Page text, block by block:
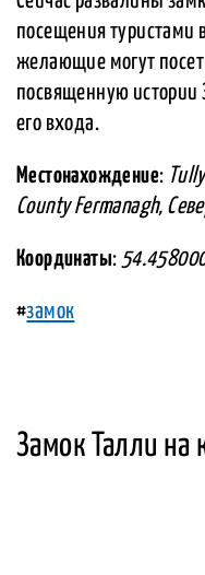
посещения туристами
желающие могут
посвященную истории
его входа.
Местонахождение:
County Fermanagh,
Координаты:
#замок
Замок Талли на